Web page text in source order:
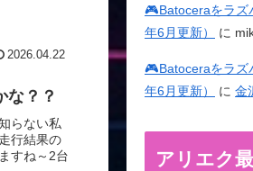
2026.04.22
な？？
らない私
行結果の
すね～2台
🎮Batoceraをラズ
年6月更新）
に
🎮Batoceraをラズ
年6月更新）
に 金
アリエク